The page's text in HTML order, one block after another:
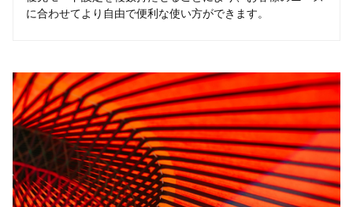
に合わせてより自由で便利な使い方ができます。